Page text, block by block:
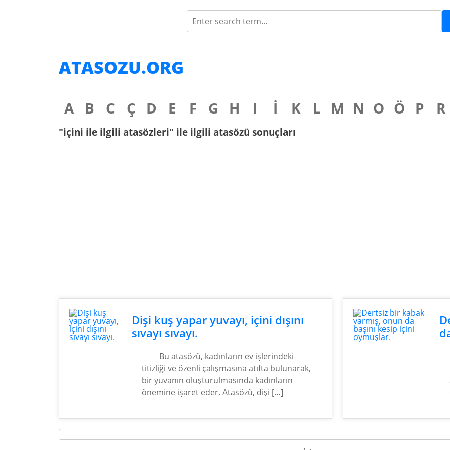
ATASOZU.ORG
A B C Ç D E F G H I İ K L M N O Ö P R
"içini ile ilgili atasözleri" ile ilgili atasözü sonuçları
Dişi kuş yapar yuvayı, içini dışını
sıvayı sıvayı.
Bu atasözü, kadınların ev işlerindeki
titizliği ve özenli çalışmasına atıfta bulunarak,
bir yuvanın oluşturulmasında kadınların
önemine işaret eder. Atasözü, dişi […]